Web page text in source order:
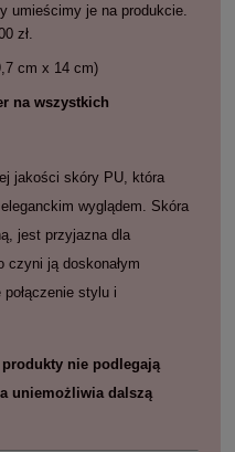
umieścimy je na produkcie.
zł.
cm x 14 cm)
na wszystkich
jakości skóry PU, która
wyglądem. Skóra
jest przyjazna dla
czyni ją doskonałym
stylu i
produkty nie podlegają
uniemożliwia dalszą